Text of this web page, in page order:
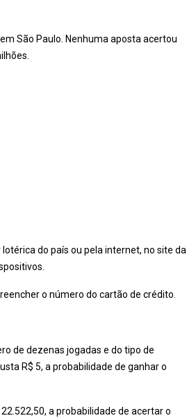
São Paulo. Nenhuma aposta acertou
do país ou pela internet, no site da
o número do cartão de crédito.
de dezenas jogadas e do tipo de
R$ 5, a probabilidade de ganhar o
a probabilidade de acertar o